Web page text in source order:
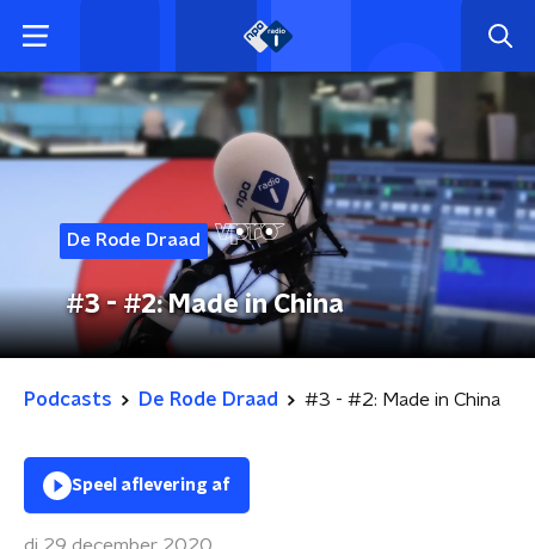
De Rode Draad
#3 - #2: Made in China
Podcasts De Rode Draad #3 - #2: Made in China
Speel aflevering af